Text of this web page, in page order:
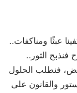
عبثًا ومناكفات..
فنذبح الثور..
فنطلب الحلول
والقانون على